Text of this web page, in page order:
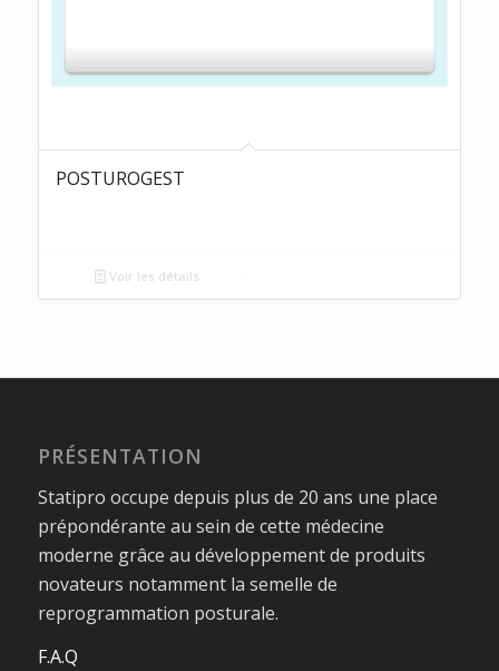
POSTUROGEST
Voir les détails
PRÉSENTATION
Statipro occupe depuis plus de 20 ans une place
prépondérante au sein de cette médecine
moderne grâce au développement de produits
novateurs notamment la semelle de
reprogrammation posturale.
F.A.Q